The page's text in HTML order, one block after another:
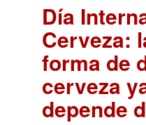
Día
Cerveza:
forma de
cerveza
depende